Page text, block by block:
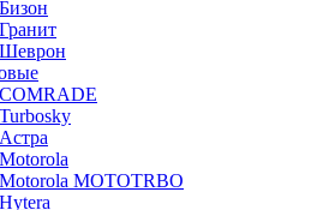
Бизон
Гранит
Шеврон
COMRADE
Turbosky
Астра
Motorola
Motorola MOTOTRBO
Hytera